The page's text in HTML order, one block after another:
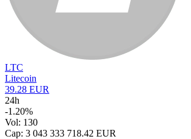
LTC
Litecoin
39.28 EUR
24h
-1.20%
Vol: 130
Cap: 3 043 333 718.42 EUR